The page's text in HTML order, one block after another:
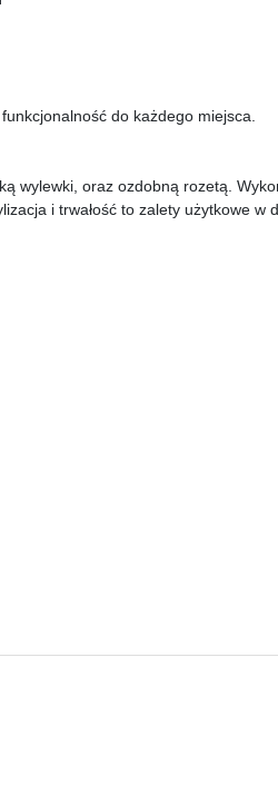
do każdego miejsca.
wylewki, oraz ozdobną rozetą.
i trwałość to zalety użytkowe w